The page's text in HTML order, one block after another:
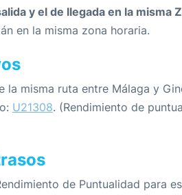
y el de llegada en la misma
en la misma zona horaria.
la misma ruta entre Málaga y
U21308. (Rendimiento de
de Puntualidad para